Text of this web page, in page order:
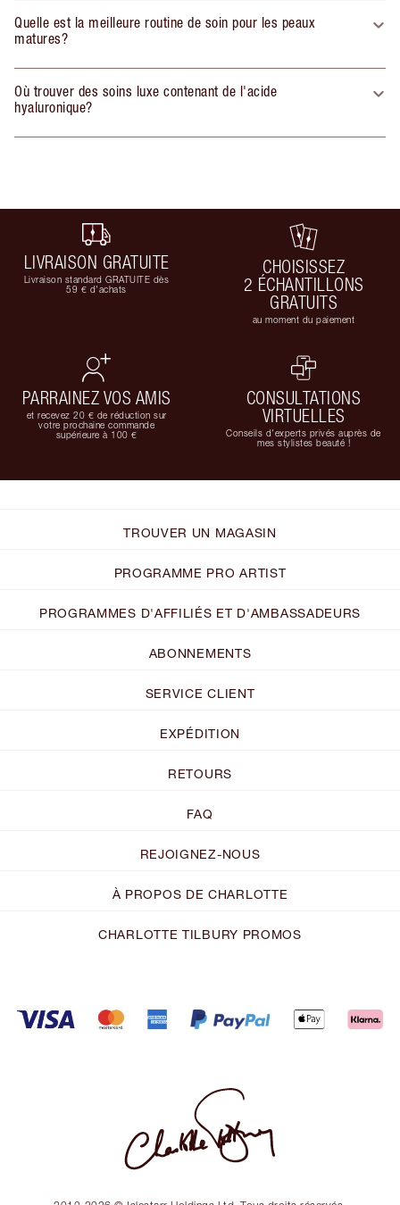
Quelle est la meilleure routine de soin pour les peaux
matures?
Où trouver des soins luxe contenant de l'acide
hyaluronique?
LIVRAISON GRATUITE
Livraison standard GRATUITE dès
59 € d'achats
CHOISISSEZ
2 ÉCHANTILLONS
GRATUITS
au moment du paiement
PARRAINEZ VOS AMIS
et recevez 20 € de réduction sur
votre prochaine commande
supérieure à 100 €
CONSULTATIONS
VIRTUELLES
Conseils d'experts privés auprès de
mes stylistes beauté !
TROUVER UN MAGASIN
PROGRAMME PRO ARTIST
PROGRAMMES D'AFFILIÉS ET D'AMBASSADEURS
ABONNEMENTS
SERVICE CLIENT
EXPÉDITION
RETOURS
FAQ
REJOIGNEZ-NOUS
À PROPOS DE CHARLOTTE
CHARLOTTE TILBURY PROMOS